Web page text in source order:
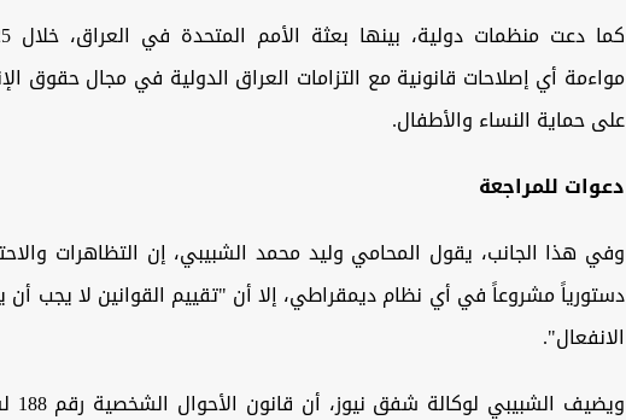
مواءمة أي إصلاحات قانونية مع التزامات العراق الدولية في مجال حقوق
على حماية النساء والأطفال.
دعوات للمراجعة
وفي هذا الجانب، يقول المحامي وليد محمد الشبيبي، إن التظاهرات
دستورياً مشروعاً في أي نظام ديمقراطي، إلا أن "تقييم القوانين لا يجب
الانفعال".